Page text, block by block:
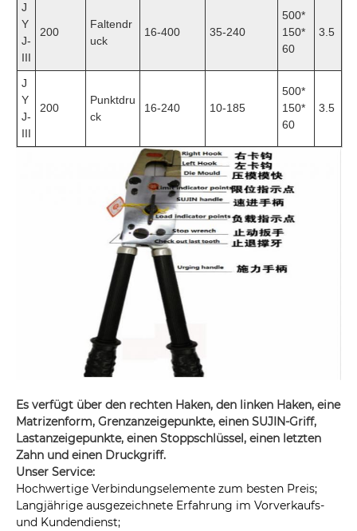
J
Y
J-
III
200
Faltendr
uck
16-400 35-240
500*
150*
60
3.5
J
Y
J-
III
200
Punktdru
ck
16-240 10-185
500*
150*
60
3.5
Es verfügt über den rechten Haken, den linken Haken, eine
Matrizenform, Grenzanzeigepunkte, einen SUJIN-Griff,
Lastanzeigepunkte, einen Stoppschlüssel, einen letzten
Zahn und einen Druckgriff.
Unser Service:
Hochwertige Verbindungselemente zum besten Preis;
Langjährige ausgezeichnete Erfahrung im Vorverkaufs-
und Kundendienst;